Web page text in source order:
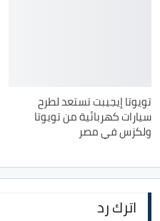
تويوتا إيجيبت تستعد لطرح
سيارات كهربائية من تويوتا
ولكزس في مصر
اترك رد